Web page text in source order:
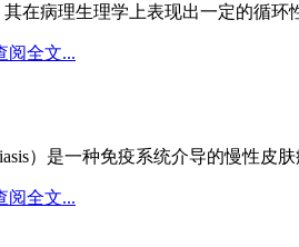
在病理生理学上表现出一定的循
阅全文...
）是一种免疫系统介导的慢性皮
阅全文...